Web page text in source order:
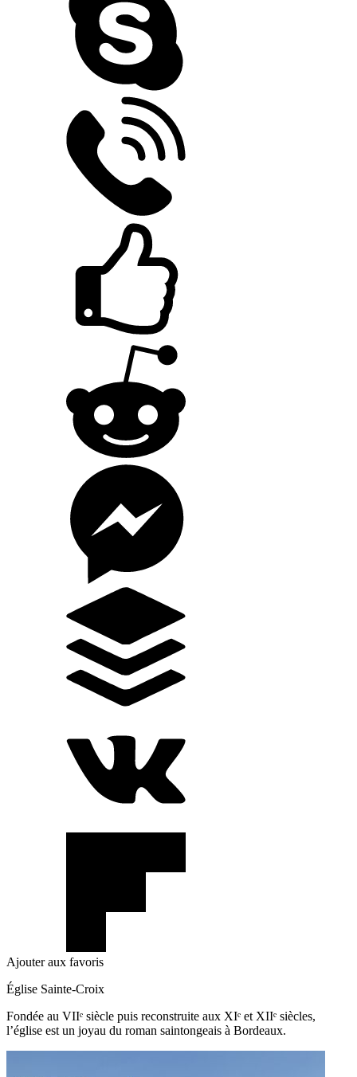
Ajouter aux favoris
Église Sainte-Croix
Fondée au VIIᵉ siècle puis reconstruite aux XIᵉ et XIIᵉ siècles,
l’église est un joyau du roman saintongeais à Bordeaux.